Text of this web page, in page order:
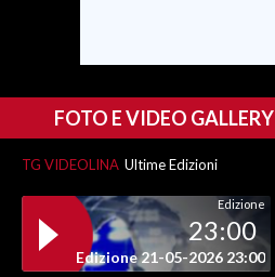
STOREFOTO E VIDEO GALLERY
TG VIDEOLINA Ultime Edizioni
Edizione
23:00
Edizione 21-05-2026 23:00